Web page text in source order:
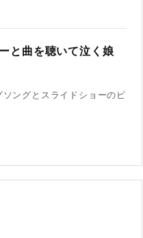
と曲を聴いて泣く娘
ングとスライドショーのビ